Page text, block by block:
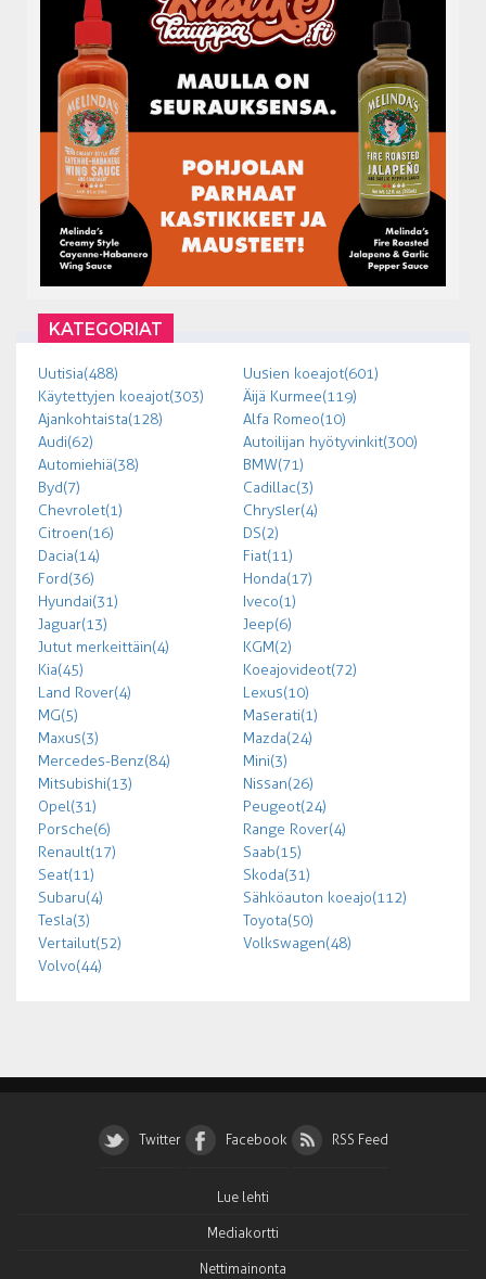
KATEGORIAT
Uutisia (488)
Uusien koeajot (601)
Käytettyjen koeajot (303)
Äijä Kurmee (119)
Ajankohtaista (128)
Alfa Romeo (10)
Audi (62)
Autoilijan hyötyvinkit (300)
Automiehiä (38)
BMW (71)
Byd (7)
Cadillac (3)
Chevrolet (1)
Chrysler (4)
Citroen (16)
DS (2)
Dacia (14)
Fiat (11)
Ford (36)
Honda (17)
Hyundai (31)
Iveco (1)
Jaguar (13)
Jeep (6)
Jutut merkeittäin (4)
KGM (2)
Kia (45)
Koeajovideot (72)
Land Rover (4)
Lexus (10)
MG (5)
Maserati (1)
Maxus (3)
Mazda (24)
Mercedes-Benz (84)
Mini (3)
Mitsubishi (13)
Nissan (26)
Opel (31)
Peugeot (24)
Porsche (6)
Range Rover (4)
Renault (17)
Saab (15)
Seat (11)
Skoda (31)
Subaru (4)
Sähköauton koeajo (112)
Tesla (3)
Toyota (50)
Vertailut (52)
Volkswagen (48)
Volvo (44)
Twitter Facebook RSS Feed
Lue lehti
Mediakortti
Nettimainonta